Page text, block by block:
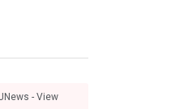
- View